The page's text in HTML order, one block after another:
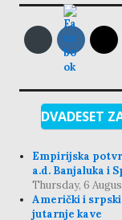
DVADESET
Empirijska
a.d. Banjaluka i
Thursday, 6
Američki i srpski
jutarnje kave